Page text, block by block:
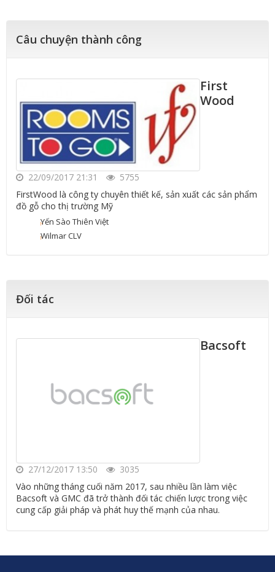
Câu chuyện thành công
First
Wood
22/09/2017 21:31
5755
FirstWood là công ty chuyên thiết kế, sản xuất các sản phẩm
đồ gỗ cho thị trường Mỹ
Yến Sào Thiên Việt
Wilmar CLV
Đối tác
Bacsoft
27/12/2017 13:50
3035
Vào những tháng cuối năm 2017, sau nhiều lần làm việc
Bacsoft và GMC đã trở thành đối tác chiến lược trong việc
cung cấp giải pháp và phát huy thế mạnh của nhau.